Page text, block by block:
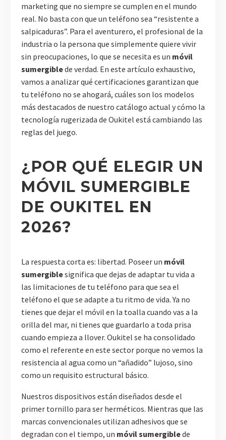
marketing que no siempre se cumplen en el mundo
real. No basta con que un teléfono sea “resistente a
salpicaduras”. Para el aventurero, el profesional de la
industria o la persona que simplemente quiere vivir
sin preocupaciones, lo que se necesita es un móvil
sumergiblede verdad. En este artículo exhaustivo,
vamos a analizar qué certificaciones garantizan que
tu teléfono no se ahogará, cuáles son los modelos
más destacados de nuestro catálogo actual y cómo la
tecnología rugerizada de Oukitel está cambiando las
reglas del juego.
¿POR QUÉ ELEGIR UN
MÓVIL SUMERGIBLE
DE OUKITEL EN
2026?
La respuesta corta es: libertad. Poseer un móvil
sumergiblesignifica que dejas de adaptar tu vida a
las limitaciones de tu teléfono para que sea el
teléfono el que se adapte a tu ritmo de vida. Ya no
tienes que dejar el móvil en la toalla cuando vas a la
orilla del mar, ni tienes que guardarlo a toda prisa
cuando empieza a llover. Oukitel se ha consolidado
como el referente en este sector porque no vemos la
resistencia al agua como un “añadido” lujoso, sino
como un requisito estructural básico.
Nuestros dispositivos están diseñados desde el
primer tornillo para ser herméticos. Mientras que las
marcas convencionales utilizan adhesivos que se
degradan con el tiempo, un móvil sumergiblede